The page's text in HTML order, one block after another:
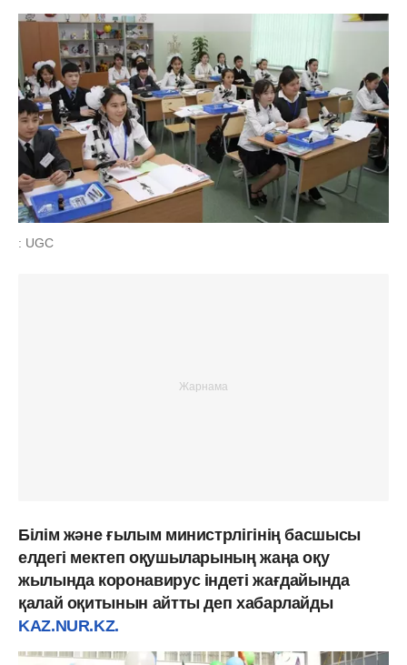
: UGC
Білім және ғылым министрлігінің басшысы
елдегі мектеп оқушыларының жаңа оқу
жылында коронавирус індеті жағдайында
қалай оқитынын айтты деп хабарлайды
KAZ.NUR.KZ.